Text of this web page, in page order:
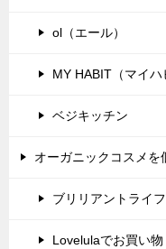
ol（エール）
MY HABIT（マイハ
ベジキッチン
オーガニックコスメを
ブリリアントライ
Lovelulaでお買い物